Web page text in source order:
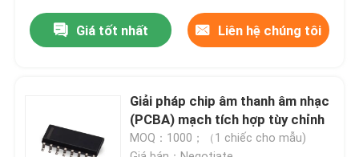
Thiết kế chip vi mạch
Phát triển mạch tích hợp
Lắp ráp bảng mạch in
Giá tốt nhất Liên hệ chúng tôi
Giải pháp chip âm thanh âm nhạc
(PCBA) mạch tích hợp tùy chỉnh
MOQ：1000；（1 chiếc cho mẫu)